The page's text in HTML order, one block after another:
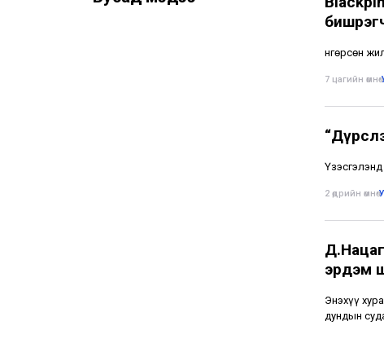
Өнгөрсөн
7 цагийн өмнө•
Үзэсгэлэнд
2 өдрийн өмнө•
эрдэм
Энэхүү
дундын